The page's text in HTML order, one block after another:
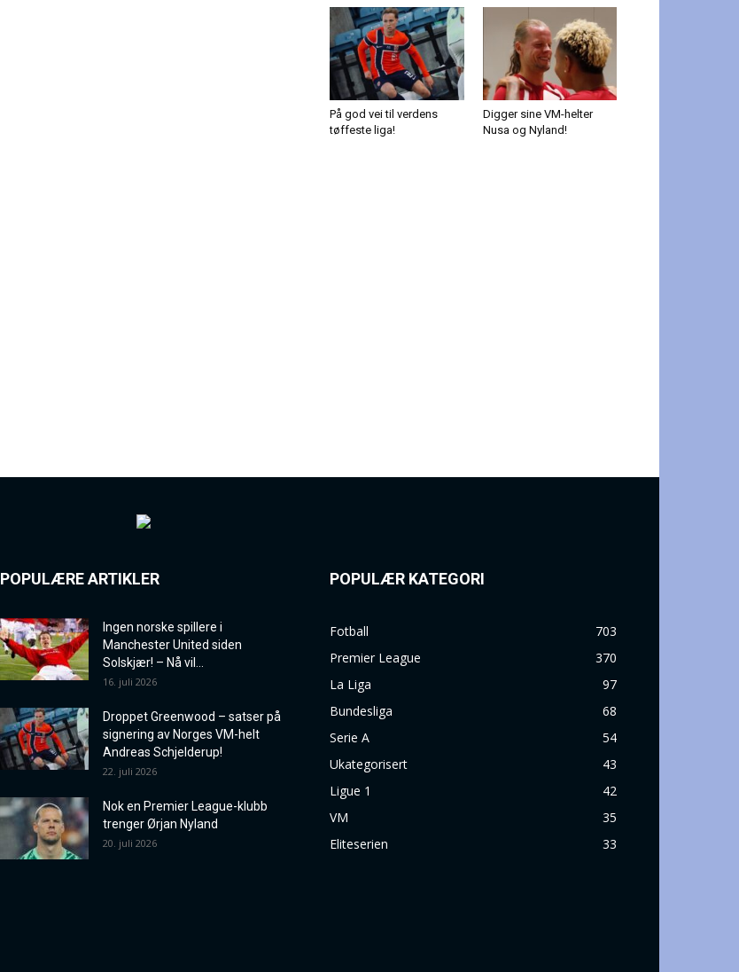
På god vei til verdens
tøffeste liga!
Digger sine VM-helter
Nusa og Nyland!
POPULÆRE ARTIKLER
Ingen norske spillere i
Manchester United siden
Solskjær! – Nå vil...
16. juli 2026
Droppet Greenwood – satser på
signering av Norges VM-helt
Andreas Schjelderup!
22. juli 2026
Nok en Premier League-klubb
trenger Ørjan Nyland
20. juli 2026
POPULÆR KATEGORI
Fotball
703
Premier League
370
La Liga
97
Bundesliga
68
Serie A
54
Ukategorisert
43
Ligue 1
42
VM
35
Eliteserien
33